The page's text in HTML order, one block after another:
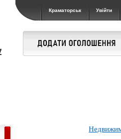
Краматорськ Увійти